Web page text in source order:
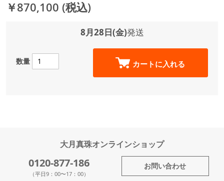
￥870,100 (税込)
8月28日(金)発送
数量 カートに入れる
大月真珠オンラインショップ
0120-877-186
（平日9：00〜17：00）
お問い合わせ